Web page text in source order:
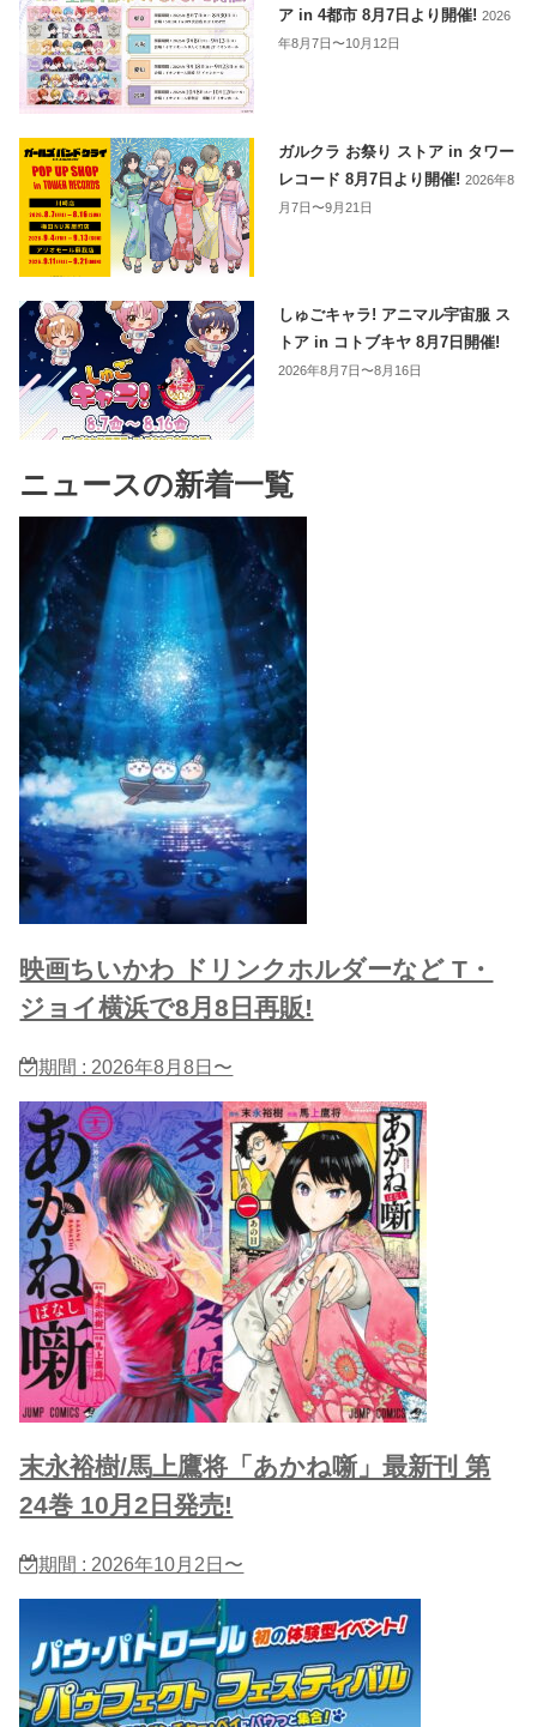
ア in 4都市 8月7日より開催!2026
年8月7日〜10月12日
ガルクラ お祭り ストア in タワー
レコード 8月7日より開催!2026年8
月7日〜9月21日
しゅごキャラ! アニマル宇宙服 ス
トア in コトブキヤ 8月7日開催!
2026年8月7日〜8月16日
ニュースの新着一覧
映画ちいかわ ドリンクホルダーなど T・
ジョイ横浜で8月8日再販!
期間 : 2026年8月8日〜
末永裕樹/馬上鷹将「あかね噺」最新刊 第
24巻 10月2日発売!
期間 : 2026年10月2日〜